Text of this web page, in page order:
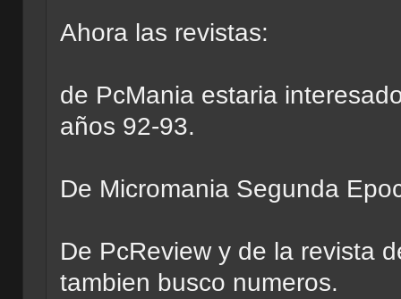
Ahora las revistas:
de PcMania estaria
años 92-93.
De Micromania Segunda
De PcReview y de la revista
tambien busco numeros.